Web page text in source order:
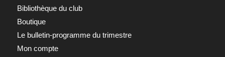
Bibliothèque du club
Boutique
Le bulletin-programme du trimestre
Mon compte